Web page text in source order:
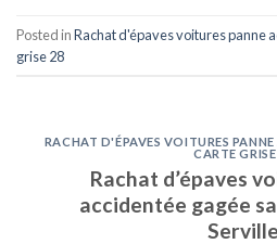
Posted inRachat d'épaves voitures panne
grise 28
RACHAT D'ÉPAVES VOITURES
CARTE
Rachat d’épaves
accidentée gagée
Serville